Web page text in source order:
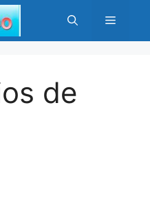
Menú
de